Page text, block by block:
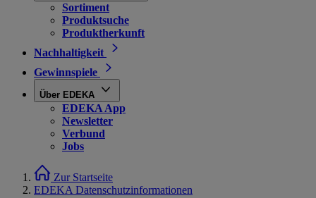
Sortiment
Produktsuche
Produktherkunft
Nachhaltigkeit
Gewinnspiele
Über EDEKA
EDEKA App
Newsletter
Verbund
Jobs
Zur Startseite
EDEKA Datenschutzinformationen